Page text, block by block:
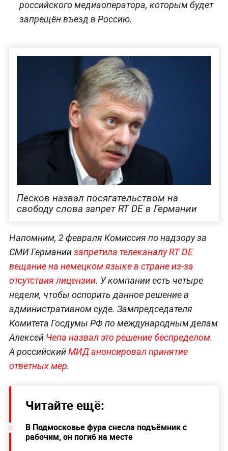
российского медиаоператора, которым будет
запрещён въезд в Россию.
Песков назвал посягательством на
свободу слова запрет RT DE в Германии
Напомним, 2 февраля Комиссия по надзору за
СМИ Германиизапретила телеканалу RT DE
вещание на немецком языке в стране из-за
отсутствия лицензии. У компании есть четыре
недели, чтобы оспорить данное решение в
административном суде. Зампредседателя
Комитета Госдумы РФ по международным делам
Алексей Чепа назвал это решение беспределом.
А российскийМИД анонсировал принятие
ответных мер.
Читайте ещё:
В Подмосковье фура снесла подъёмник с
рабочим, он погиб на месте